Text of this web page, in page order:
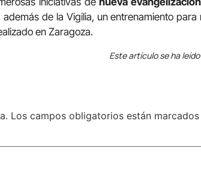
de la Vigilia, un entrenamiento para
en Zaragoza.
Este artículo se ha
Los campos obligatorios están